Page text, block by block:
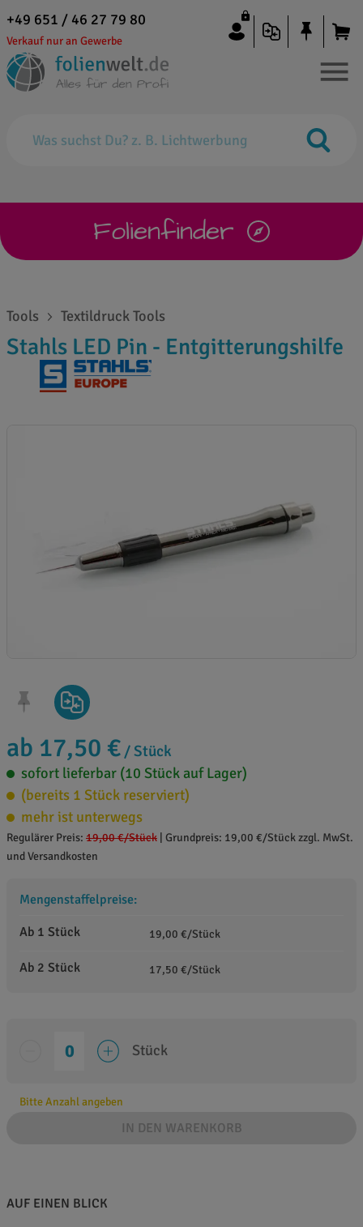
+49 651 / 46 27 79 80
Verkauf nur an Gewerbe
Folienfinder
Tools Textildruck Tools
Stahls LED Pin - Entgitterungshilfe
ab 17,50 € / Stück
sofort lieferbar (10 Stück auf Lager)
(bereits 1 Stück reserviert)
mehr ist unterwegs
Regulärer Preis: 19,00 €/Stück Grundpreis: 19,00 €/Stück zzgl. MwSt.
und Versandkosten
Mengenstaffelpreise:
Ab 1 Stück
19,00 €/Stück
Ab 2 Stück 17,50 €/Stück
Stück
Bitte Anzahl angeben
IN DEN WARENKORB
AUF EINEN BLICK